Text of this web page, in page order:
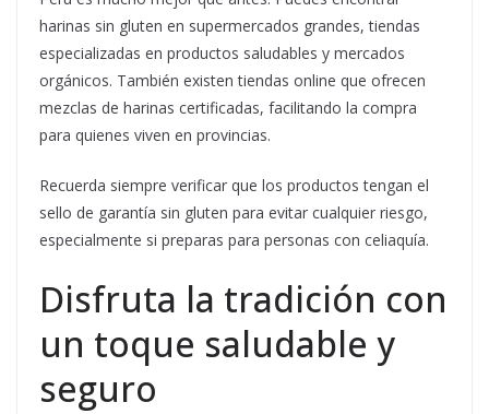
harinas sin gluten en supermercados grandes, tiendas
especializadas en productos saludables y mercados
orgánicos. También existen tiendas online que ofrecen
mezclas de harinas certificadas, facilitando la compra
para quienes viven en provincias.
Recuerda siempre verificar que los productos tengan el
sello de garantía sin gluten para evitar cualquier riesgo,
especialmente si preparas para personas con celiaquía.
Disfruta la tradición con
un toque saludable y
seguro